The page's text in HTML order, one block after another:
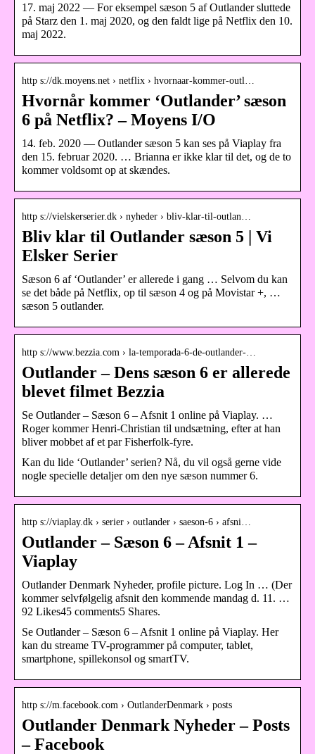
17. maj 2022 — For eksempel sæson 5 af Outlander sluttede
på Starz den 1. maj 2020, og den faldt lige på Netflix den 10.
maj 2022.
http s://dk.moyens.net › netflix › hvornaar-kommer-outl…
Hvornår kommer ‘Outlander’ sæson
6 på Netflix? – Moyens I/O
14. feb. 2020 — Outlander sæson 5 kan ses på Viaplay fra
den 15. februar 2020. … Brianna er ikke klar til det, og de to
kommer voldsomt op at skændes.
http s://vielskerserier.dk › nyheder › bliv-klar-til-outlan…
Bliv klar til Outlander sæson 5 | Vi
Elsker Serier
Sæson 6 af ‘Outlander’ er allerede i gang … Selvom du kan
se det både på Netflix, op til sæson 4 og på Movistar +, …
sæson 5 outlander.
http s://www.bezzia.com › la-temporada-6-de-outlander-…
Outlander – Dens sæson 6 er allerede
blevet filmet Bezzia
Se Outlander – Sæson 6 – Afsnit 1 online på Viaplay. …
Roger kommer Henri-Christian til undsætning, efter at han
bliver mobbet af et par Fisherfolk-fyre.
Kan du lide ‘Outlander’ serien? Nå, du vil også gerne vide
nogle specielle detaljer om den nye sæson nummer 6.
http s://viaplay.dk › serier › outlander › saeson-6 › afsni…
Outlander – Sæson 6 – Afsnit 1 –
Viaplay
Outlander Denmark Nyheder, profile picture. Log In … (Der
kommer selvfølgelig afsnit den kommende mandag d. 11. …
92 Likes45 comments5 Shares.
Se Outlander – Sæson 6 – Afsnit 1 online på Viaplay. Her
kan du streame TV-programmer på computer, tablet,
smartphone, spillekonsol og smartTV.
http s://m.facebook.com › OutlanderDenmark › posts
Outlander Denmark Nyheder – Posts
– Facebook